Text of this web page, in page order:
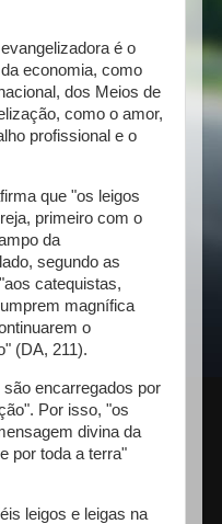
é o
economia, como
dos Meios de
como o amor,
profissional e o
que "os leigos
primeiro com o
da
segundo as
catequistas,
magnífica
o
(DA, 211).
encarregados por
Por isso, "os
divina da
por toda a terra"
leigos e leigas na